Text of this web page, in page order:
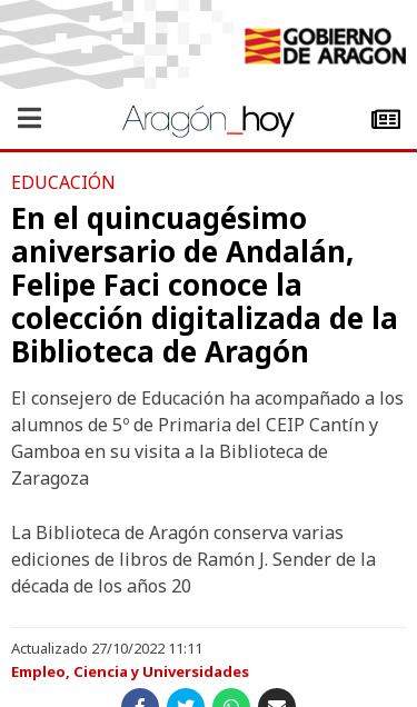
EDUCACIÓN
En el quincuagésimo
aniversario de Andalán,
Felipe Faci conoce la
colección digitalizada de la
Biblioteca de Aragón
El consejero de Educación ha acompañado a los
alumnos de 5º de Primaria del CEIP Cantín y
Gamboa en su visita a la Biblioteca de
Zaragoza
La Biblioteca de Aragón conserva varias
ediciones de libros de Ramón J. Sender de la
década de los años 20
Actualizado 27/10/2022 11:11
Empleo, Ciencia y Universidades